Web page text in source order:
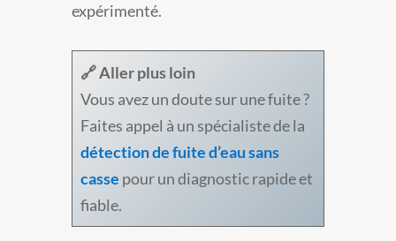
expérimenté.
🔗 Aller plus loin
Vous avez un doute sur une fuite ?
Faites appel à un spécialiste de la
détection de fuite d’eau sans
casse pour un diagnostic rapide et
fiable.